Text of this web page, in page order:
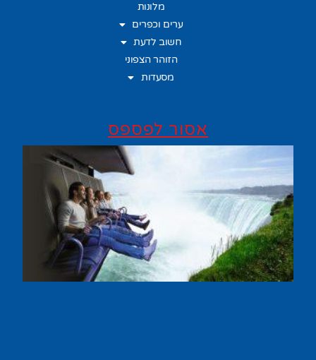
מלונות
ערים וכפרים
חשוב לדעת
הזוהר הצפוני
מסעדות
אסור לפספס